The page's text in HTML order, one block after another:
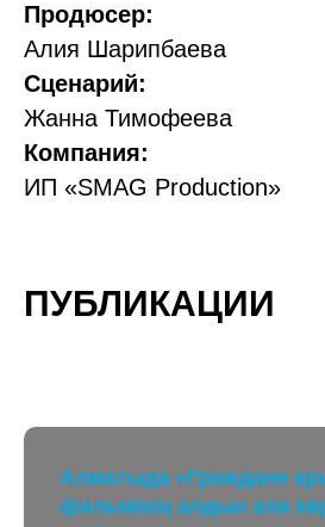
Продюсер:
Алия Шарипбаева
Сценарий:
Жанна Тимофеева
Компания:
ИП «SMAG Production»
ПУБЛИКАЦИИ
Алматыда «Граждане
фильмінің алдын ала